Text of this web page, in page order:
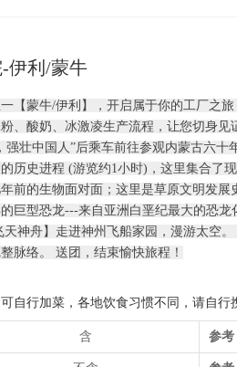
伊利/蒙牛
【蒙牛/伊利】，开启属于你的工厂之
、酸奶、冰激凌生产流程，让您切身
强壮中国人”后乘车前往参观内蒙古六
历史进程 (游览约1小时)，这里集合了
前的生物面对面；这里是草原文明发
巨型恐龙---来自亚洲白垩纪最大的恐
神舟】走进神州飞船家园，漫游太空
脉络。 送团，结束愉快旅程！
自行加菜，各地饮食习惯不同，请自行
含 参考